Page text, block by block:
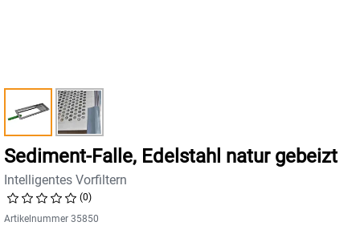
Sediment-Falle, Edelstahl natur gebeizt
Intelligentes Vorfiltern
(0)
Artikelnummer 35850